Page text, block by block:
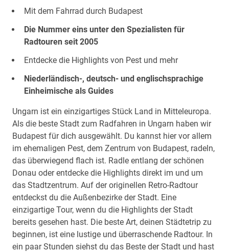
Mit dem Fahrrad durch Budapest
Die Nummer eins unter den Spezialisten für
Radtouren seit 2005
Entdecke die Highlights von Pest und mehr
Niederländisch-, deutsch- und englischsprachige
Einheimische als Guides
Ungarn ist ein einzigartiges Stück Land in Mitteleuropa.
Als die beste Stadt zum Radfahren in Ungarn haben wir
Budapest für dich ausgewählt. Du kannst hier vor allem
im ehemaligen Pest, dem Zentrum von Budapest, radeln,
das überwiegend flach ist. Radle entlang der schönen
Donau oder entdecke die Highlights direkt im und um
das Stadtzentrum. Auf der originellen Retro-Radtour
entdeckst du die Außenbezirke der Stadt. Eine
einzigartige Tour, wenn du die Highlights der Stadt
bereits gesehen hast. Die beste Art, deinen Städtetrip zu
beginnen, ist eine lustige und überraschende Radtour. In
ein paar Stunden siehst du das Beste der Stadt und hast